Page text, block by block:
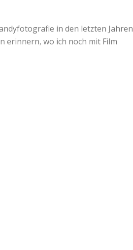
in den letzten Jahren
erinnern, wo ich noch mit Film